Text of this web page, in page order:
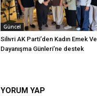
Güncel
Silivri AK Parti’den Kadın Emek Ve
Dayanışma Günleri’ne destek
YORUM YAP